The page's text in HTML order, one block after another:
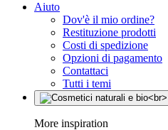
Aiuto
Dov'è il mio ordine?
Restituzione prodotti
Costi di spedizione
Opzioni di pagamento
Contattaci
Tutti i temi
More inspiration